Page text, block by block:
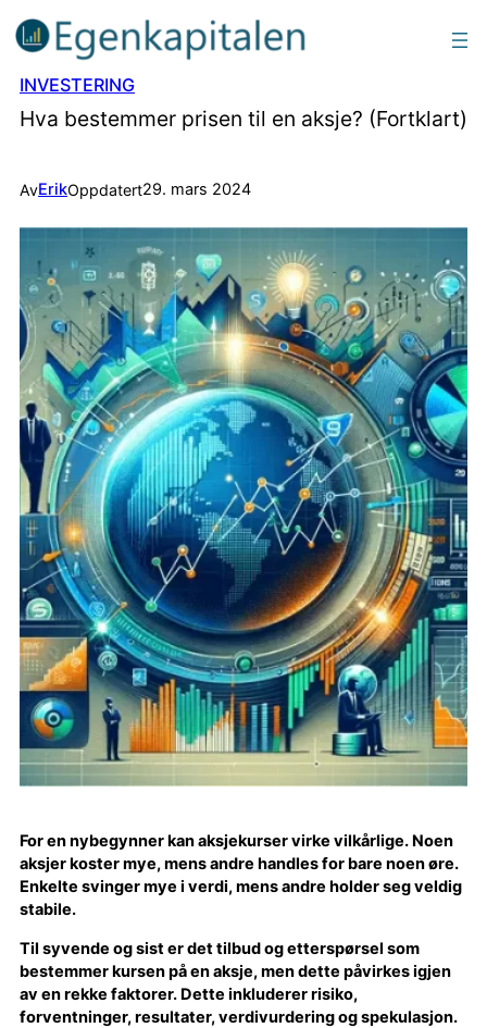
INVESTERING
Hva bestemmer prisen til en aksje? (Fortklart)
AvErikOppdatert29. mars 2024
For en nybegynner kan aksjekurser virke vilkårlige. Noen
aksjer koster mye, mens andre handles for bare noen øre.
Enkelte svinger mye i verdi, mens andre holder seg veldig
stabile.
Til syvende og sist er det tilbud og etterspørsel som
bestemmer kursen på en aksje, men dette påvirkes igjen
av en rekke faktorer. Dette inkluderer risiko,
forventninger, resultater, verdivurdering og spekulasjon.